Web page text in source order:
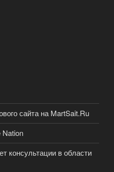
сайта на MartSait.Ru
консультации в области